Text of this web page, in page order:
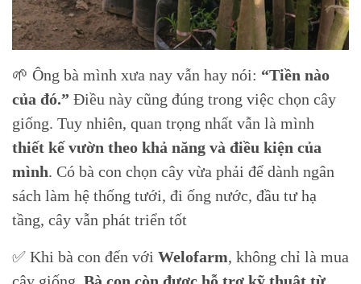
🌱 Ông bà mình xưa nay vẫn hay nói: “Tiền nào
của đó.” Điều này cũng đúng trong việc chọn cây
giống. Tuy nhiên, quan trọng nhất vẫn là mình
thiết kế vườn theo khả năng và điều kiện của
mình. Có bà con chọn cây vừa phải để dành ngân
sách làm hệ thống tưới, đi ống nước, đầu tư hạ
tầng, cây vẫn phát triển tốt
✅ Khi bà con đến với Welofarm, không chỉ là mua